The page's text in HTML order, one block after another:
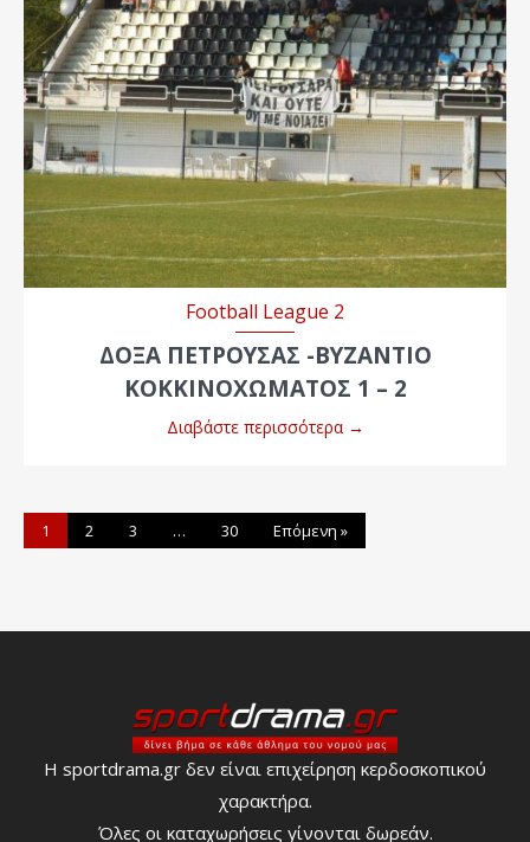
Football League 2
ΔΟΞΑ ΠΕΤΡΟΥΣΑΣ -ΒΥΖΑΝΤΙΟ
ΚΟΚΚΙΝΟΧΩΜΑΤΟΣ 1 – 2
Διαβάστε περισσότερα →
1 2 3 … 30 Επόμενη »
Η sportdrama.gr δεν είναι επιχείρηση κερδοσκοπικού
χαρακτήρα.
Όλες οι καταχωρήσεις γίνονται δωρεάν.